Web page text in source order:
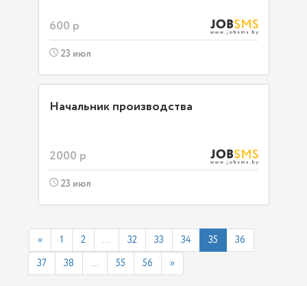
600 р
23 июл
Начальник производства
2000 р
23 июл
« 1 2 ... 32 33 34 35 36
37 38 ... 55 56 »